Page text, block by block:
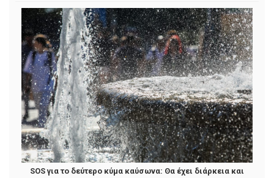
SOS για το δεύτερο κύμα καύσωνα: Θα έχει διάρκεια και